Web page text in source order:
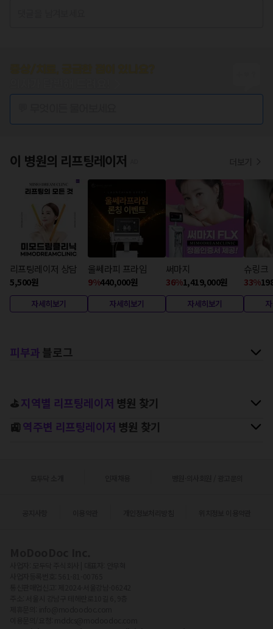
이 병원의 리프팅레이저
리프팅레이저 상담
5,500원
자세히보기
울쎄라피 프라임
9%440,000원
자세히보기
써마지
36%1,419,000원
자세히보기
슈링크
33%
피부과블로그
⛳지역별 리프팅레이저 병원 찾기
🚉역주변 리프팅레이저 병원 찾기